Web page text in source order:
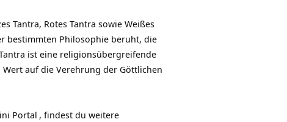
Tantra, Rotes Tantra sowie Weißes
bestimmten Philosophie beruht, die
ist eine religionsübergreifende
auf die Verehrung der Göttlichen
Portal , findest du weitere